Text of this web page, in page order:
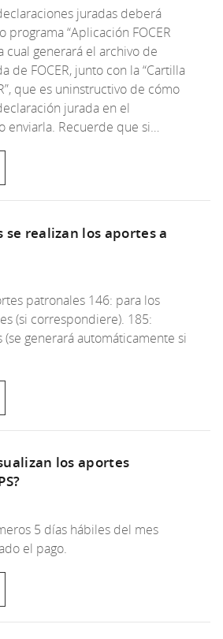
juradas deberá
programa “Aplicación FOCER
cual generará el archivo de
de FOCER, junto con la “Cartilla
que es uninstructivo de cómo
jurada en el
enviarla. Recuerde que si…
se realizan los aportes a
patronales 146: para los
(si correspondiere). 185:
(se generará automáticamente si
los aportes
5 días hábiles del mes
el pago.